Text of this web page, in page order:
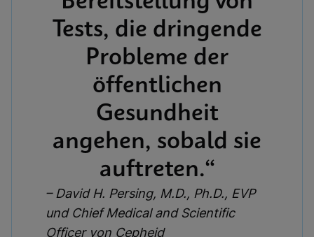
Tests, die dringende
Probleme der
öffentlichen
Gesundheit
angehen, sobald sie
auftreten.“
– David H. Persing, M.D., Ph.D., EVP
und Chief Medical and Scientific
Officer von Cepheid